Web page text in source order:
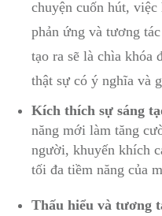
chuyện cuốn hút,
phản ứng và tương
tạo ra sẽ là chìa khóa
thật sự có ý nghĩa và
Kích thích sự sáng
năng mới làm tăng
người, khuyến khích
tối đa tiềm năng của
Thấu hiểu và tương